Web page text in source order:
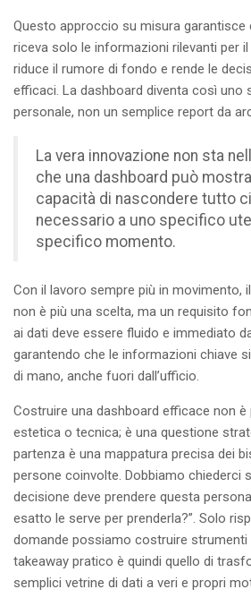
Questo approccio su misura garantisce
riceva solo le informazioni rilevanti per
riduce il rumore di fondo e rende le
efficaci. La dashboard diventa così uno
personale, non un semplice report da
La vera innovazione non sta
che una dashboard può
capacità di nascondere tutto
necessario a uno specifico
specifico momento.
Con il lavoro sempre più in movimento,
non è più una scelta, ma un requisito
ai dati deve essere fluido e immediato
garantendo che le informazioni chiave
di mano, anche fuori dall’ufficio.
Costruire una dashboard efficace non è
estetica o tecnica; è una questione
partenza è una mappatura precisa dei
persone coinvolte. Dobbiamo chiederci
decisione deve prendere questa
esatto le serve per prenderla?”. Solo
domande possiamo costruire strumenti
takeaway pratico è quindi quello di
semplici vetrine di dati a veri e propri